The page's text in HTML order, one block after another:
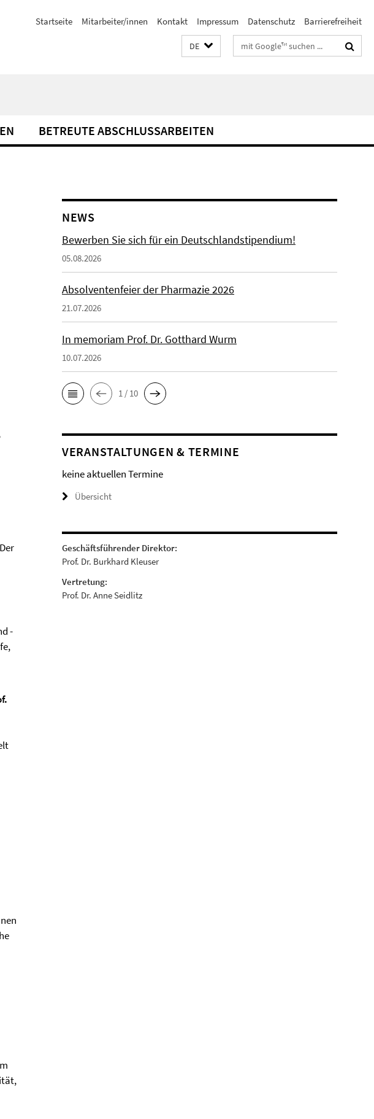
Startseite Mitarbeiter/innen Kontakt Impressum Datenschutz Barrierefreiheit
DE Suchbegriffe
BETREUTE ABSCHLUSSARBEITEN
-
NEWS
Bewerben Sie sich für ein Deutschlandstipendium!
05.08.2026
Absolventenfeier der Pharmazie 2026
21.07.2026
In memoriam Prof. Dr. Gotthard Wurm
10.07.2026
1 / 10
VERANSTALTUNGEN & TERMINE
keine aktuellen Termine
Übersicht
Geschäftsführender Direktor:
Prof. Dr. Burkhard Kleuser
Vertretung:
Prof. Dr. Anne Seidlitz